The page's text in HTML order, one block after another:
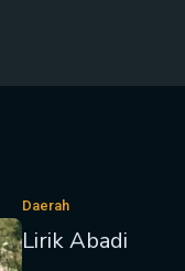
Daerah
Lirik Abadi